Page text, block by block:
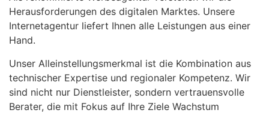
Herausforderungen des digitalen Marktes. Unsere
Internetagentur liefert Ihnen alle Leistungen aus einer
Hand.
Unser Alleinstellungsmerkmal ist die Kombination aus
technischer Expertise und regionaler Kompetenz. Wir
sind nicht nur Dienstleister, sondern vertrauensvolle
Berater, die mit Fokus auf Ihre Ziele Wachstum